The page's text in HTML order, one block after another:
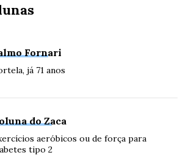
Fornari
já 71 anos
do Zaca
aeróbicos ou de força para
tipo 2